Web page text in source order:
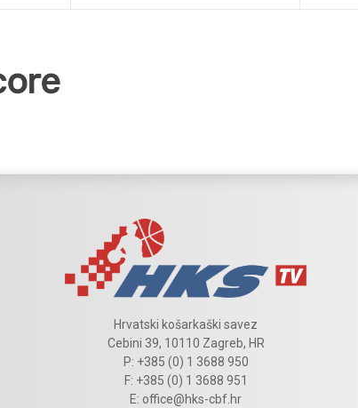
Hrvatski košarkaški savez
Cebini 39, 10110 Zagreb, HR
P: +385 (0) 1 3688 950
F: +385 (0) 1 3688 951
E: office@hks-cbf.hr